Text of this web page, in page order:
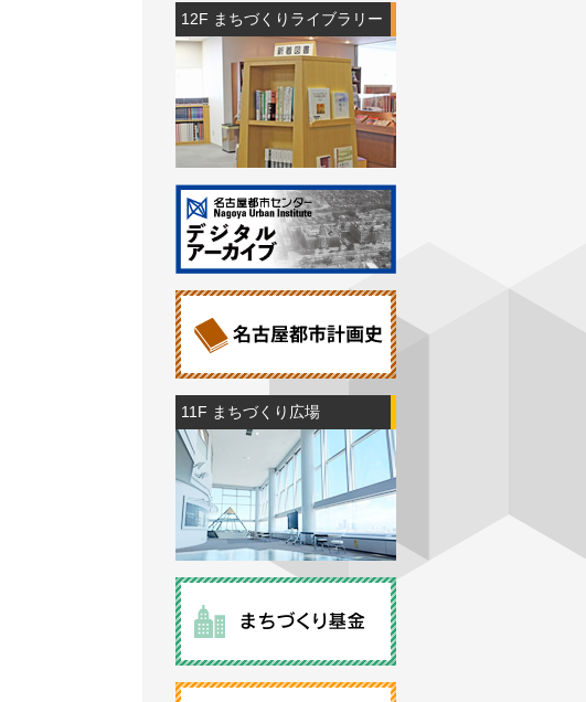
12F まちづくりライブラリー
11F まちづくり広場